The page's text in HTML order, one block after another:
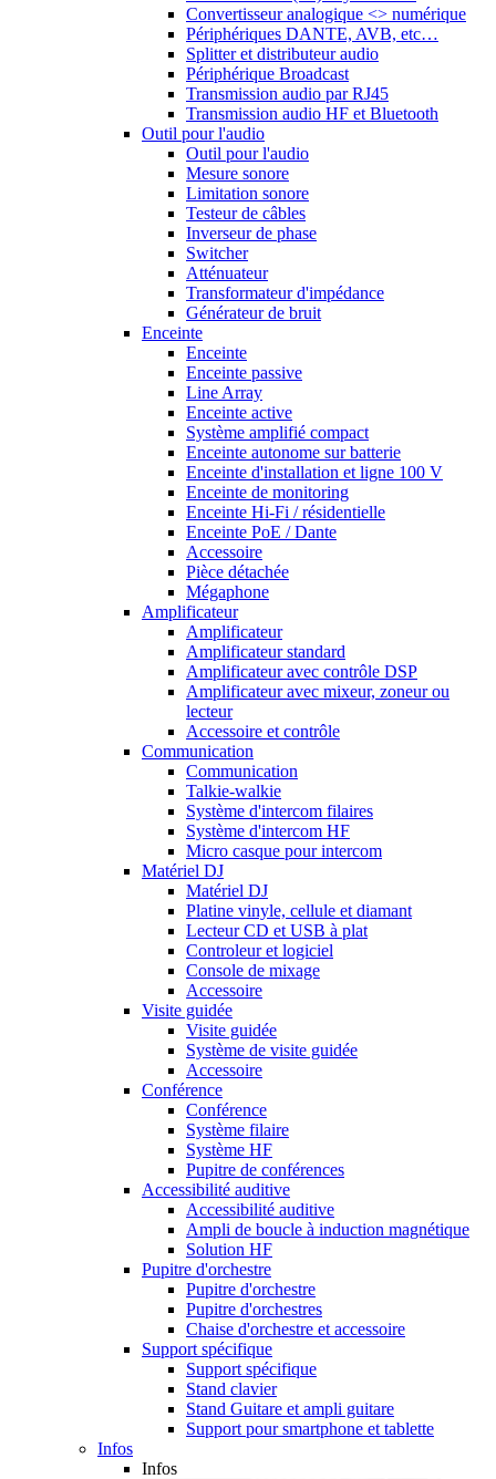
Convertisseur analogique <> numérique
Périphériques DANTE, AVB, etc…
Splitter et distributeur audio
Périphérique Broadcast
Transmission audio par RJ45
Transmission audio HF et Bluetooth
Outil pour l'audio
Outil pour l'audio
Mesure sonore
Limitation sonore
Testeur de câbles
Inverseur de phase
Switcher
Atténuateur
Transformateur d'impédance
Générateur de bruit
Enceinte
Enceinte
Enceinte passive
Line Array
Enceinte active
Système amplifié compact
Enceinte autonome sur batterie
Enceinte d'installation et ligne 100 V
Enceinte de monitoring
Enceinte Hi-Fi / résidentielle
Enceinte PoE / Dante
Accessoire
Pièce détachée
Mégaphone
Amplificateur
Amplificateur
Amplificateur standard
Amplificateur avec contrôle DSP
Amplificateur avec mixeur, zoneur ou
lecteur
Accessoire et contrôle
Communication
Communication
Talkie-walkie
Système d'intercom filaires
Système d'intercom HF
Micro casque pour intercom
Matériel DJ
Matériel DJ
Platine vinyle, cellule et diamant
Lecteur CD et USB à plat
Controleur et logiciel
Console de mixage
Accessoire
Visite guidée
Visite guidée
Système de visite guidée
Accessoire
Conférence
Conférence
Système filaire
Système HF
Pupitre de conférences
Accessibilité auditive
Accessibilité auditive
Ampli de boucle à induction magnétique
Solution HF
Pupitre d'orchestre
Pupitre d'orchestre
Pupitre d'orchestres
Chaise d'orchestre et accessoire
Support spécifique
Support spécifique
Stand clavier
Stand Guitare et ampli guitare
Support pour smartphone et tablette
Infos
Infos